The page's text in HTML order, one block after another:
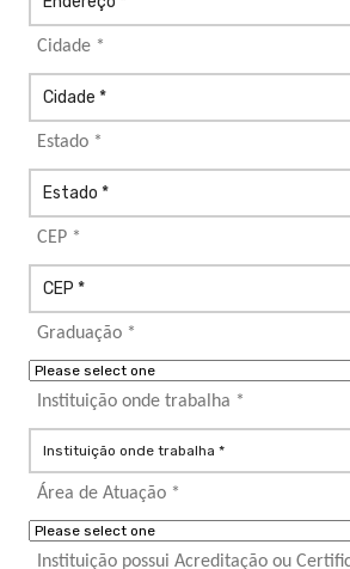
Cidade *
Estado *
CEP *
Graduação *
Instituição onde trabalha *
Área de Atuação *
Instituição possui Acreditação ou